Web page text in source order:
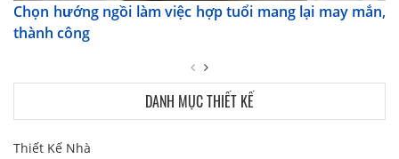
Chọn hướng ngồi làm việc hợp tuổi mang lại may mắn,
thành công
DANH MỤC THIẾT KẾ
Thiết Kế Nhà